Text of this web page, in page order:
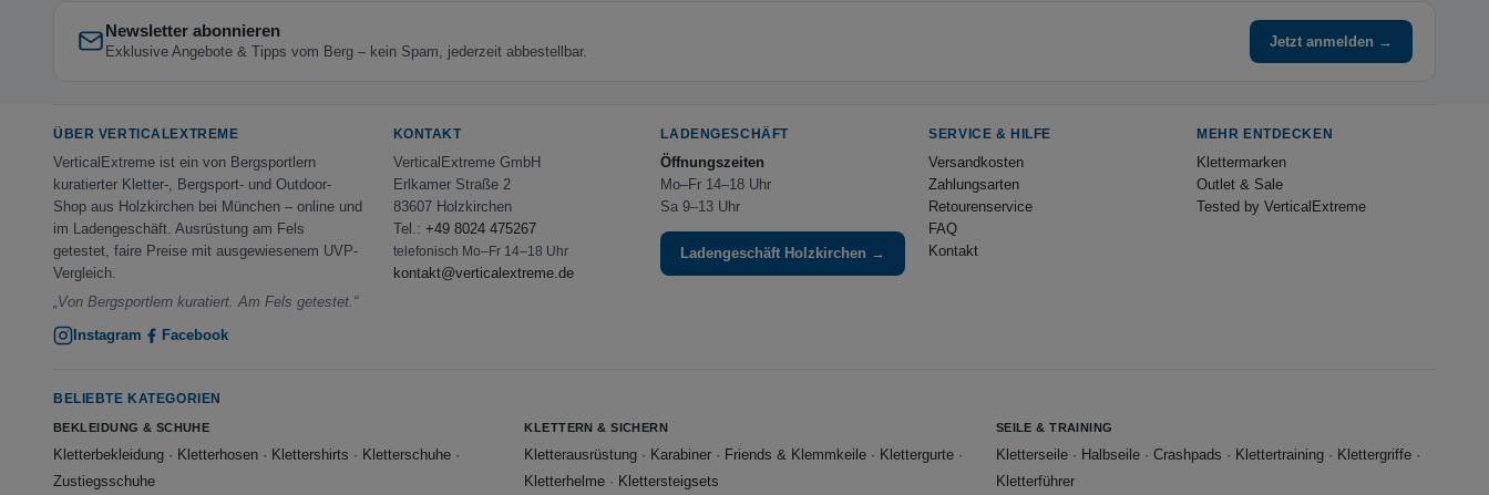
Newsletter abonnieren
Exklusive Angebote & Tipps vom Berg – kein Spam, jederzeit abbestellbar.
Jetzt anmelden →
ÜBER VERTICALEXTREME
VerticalExtreme ist ein von Bergsportlern
kuratierter Kletter-, Bergsport- und Outdoor-
Shop aus Holzkirchen bei München – online und
im Ladengeschäft. Ausrüstung am Fels
getestet, faire Preise mit ausgewiesenem UVP-
Vergleich.
„Von Bergsportlern kuratiert. Am Fels getestet.“
Instagram
Facebook
KONTAKT
VerticalExtreme GmbH
Erlkamer Straße 2
83607 Holzkirchen
Tel.: +49 8024 475267
telefonisch Mo–Fr 14–18 Uhr
kontakt@verticalextreme.de
LADENGESCHÄFT
Öffnungszeiten
Mo–Fr 14–18 Uhr
Sa 9–13 Uhr
Ladengeschäft Holzkirchen →
SERVICE & HILFE
Versandkosten
Zahlungsarten
Retourenservice
FAQ
Kontakt
MEHR ENTDECKEN
Klettermarken
Outlet & Sale
Tested by VerticalExtreme
BELIEBTE KATEGORIEN
BEKLEIDUNG & SCHUHE
Kletterbekleidung · Kletterhosen · Klettershirts · Kletterschuhe ·
Zustiegsschuhe
KLETTERN & SICHERN
Kletterausrüstung · Karabiner · Friends & Klemmkeile · Klettergurte ·
Kletterhelme · Klettersteigsets
SEILE & TRAINING
Kletterseile· Halbseile· Crashpads · Klettertraining· Klettergriffe·
Kletterführer